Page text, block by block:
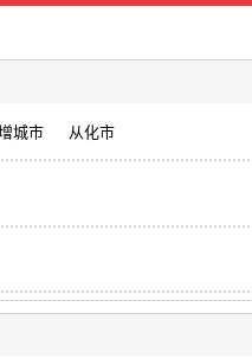
城市 从化市